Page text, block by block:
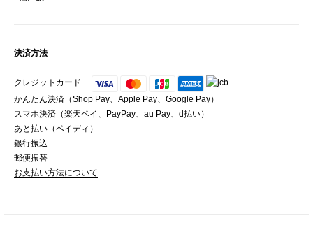
決済方法
クレジットカード
かんたん決済（Shop Pay、Apple Pay、Google Pay）
スマホ決済（楽天ペイ、PayPay、au Pay、d払い）
あと払い（ペイディ）
銀行振込
郵便振替
お支払い方法について